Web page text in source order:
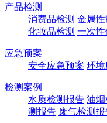
产品检测
消费品检测 金属性
化妆品检测 一次性
应急预案
安全应急预案 环境
检测案例
水质检测报告 油
测报告 废气检测